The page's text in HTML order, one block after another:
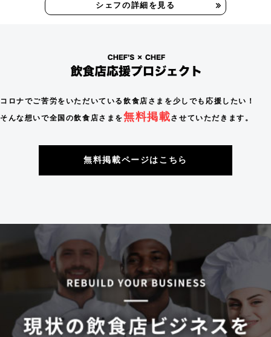
シェフの詳細を見る
コロナでご苦労をいただいている飲食店さまを少しでも応援したい！
そんな想いで全国の飲食店さまを無料掲載させていただきます。
無料掲載ページはこちら